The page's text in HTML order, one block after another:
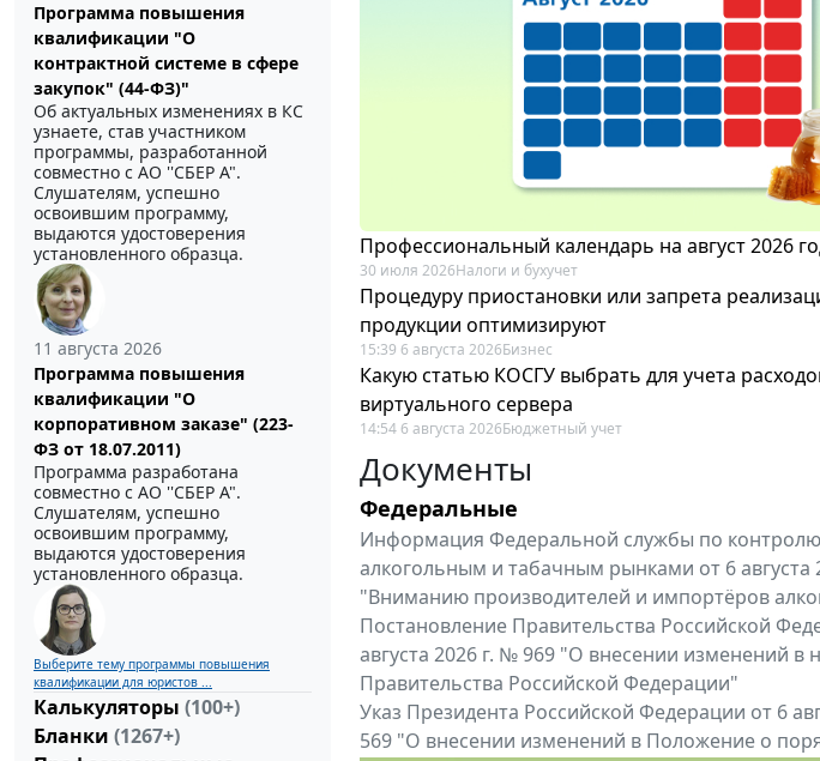
Программа повышения
квалификации "О
контрактной системе в сфере
закупок" (44-ФЗ)"
Об актуальных изменениях в КС
узнаете, став участником
программы, разработанной
совместно с АО ''СБЕР А".
Слушателям, успешно
освоившим программу,
выдаются удостоверения
установленного образца.
11 августа 2026
Программа повышения
квалификации "О
корпоративном заказе" (223-
ФЗ от 18.07.2011)
Программа разработана
совместно с АО ''СБЕР А".
Слушателям, успешно
освоившим программу,
выдаются удостоверения
установленного образца.
Выберите тему программы повышения
квалификации для юристов ...
Калькуляторы (100+)
Бланки (1267+)
Профессиональный календарь на август 2026
30 июля 2026Налоги и бухучет
Процедуру приостановки или запрета
продукции оптимизируют
15:39 6 августа 2026Бизнес
Какую статью КОСГУ выбрать для учета
виртуального сервера
14:54 6 августа 2026Бюджетный учет
Документы
Федеральные
Информация Федеральной службы по
алкогольным и табачным рынками от 6 августа
"Вниманию производителей и импортёров
Постановление Правительства Российской
августа 2026 г. № 969 "О внесении изменений в
Правительства Российской Федерации"
Указ Президента Российской Федерации от 6
569 "О внесении изменений в Положение о